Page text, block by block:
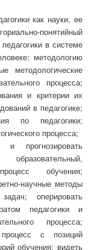
как науки, ее
понятийный
в системе
методологию
методологические
процесса;
и критерии их
в педагогике;
по педагогики;
процесса;
прогнозировать
обучения;
научные методы
оперировать
педагогики и
процесса;
процесс с позиций
обучения; видеть